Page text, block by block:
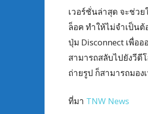
เวอร์ชั่นล่าสุด จะช่ว
ล็อค ทำให้ไม่จำเป็น
ปุ่ม Disconnect เพื่อ
สามารถสลับไปยังวีดี
ถ่ายรูป ก็สามารถมอ
ที่มา TNW News